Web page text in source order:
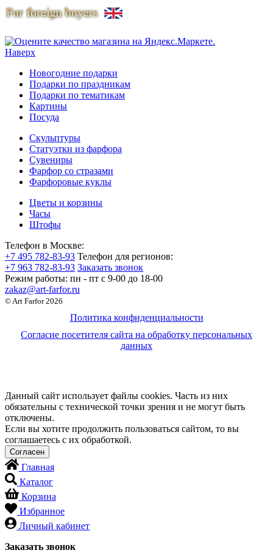
Наверх
Новогодние подарки
Подарки по праздникам
Подарки по тематикам
Картины
Посуда
Скульптуры
Статуэтки из фарфора
Сувениры
Фарфор со стразами
Фарфоровые куклы
Цветы и корзины
Часы
Штофы
Телефон в Москве:
+7 495 782-83-93 Телефон для регионов:
+7 963 782-83-93 Заказать звонок
Режим работы: пн - пт c 9-00 до 18-00
zakaz@art-farfor.ru
© Art Farfor 2026
Политика конфиденциальности
Согласие посетителя сайта на обработку персональных
данных
Данный сайт использует файлы cookies. Часть из них
обязательны с технической точки зрения и не могут быть
отключены.
Если вы хотите продолжить пользоваться сайтом, то вы
соглашаетесь с их обработкой.
Главная
Каталог
Корзина
Избранное
Личный кабинет
Заказать звонок